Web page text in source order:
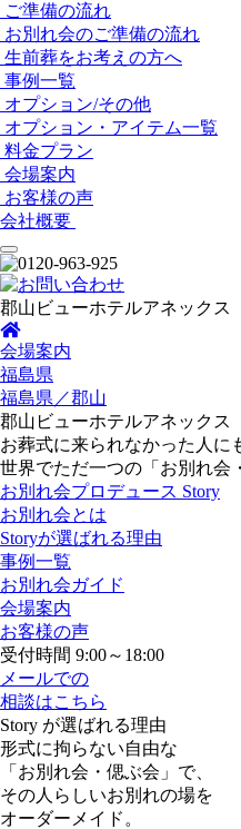
ご準備の流れ
お別れ会のご準備の流れ
生前葬をお考えの方へ
事例一覧
オプション/その他
オプション・アイテム一覧
料金プラン
会場案内
お客様の声
会社概要
郡山ビューホテルアネックス
会場案内
福島県
福島県／郡山
郡山ビューホテルアネックス
お葬式に来られなかった人に
世界でただ一つの「お別れ会
お別れ会プロデュース Story
お別れ会とは
Storyが選ばれる理由
事例一覧
お別れ会ガイド
会場案内
お客様の声
受付時間 9:00～18:00
メールでの
相談はこちら
Story が選ばれる理由
形式に拘らない自由な
「お別れ会・偲ぶ会」で、
その人らしいお別れの場を
オーダーメイド。